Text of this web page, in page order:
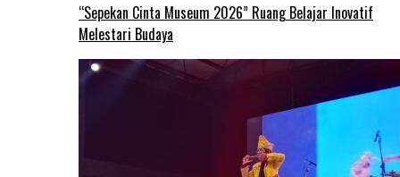
“Sepekan Cinta Museum 2026” Ruang Belajar Inovatif
Melestari Budaya